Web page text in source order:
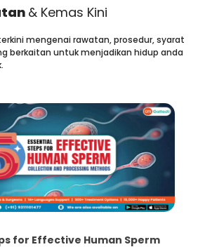
& Kemas Kini
mengenai rawatan, prosedur, syarat
berkaitan untuk menjadikan hidup anda
for Effective Human Sperm